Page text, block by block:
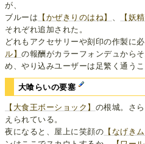
が、
ブルーは 【かぜきりのはね】 、 【妖
それぞれ追加された。
どれもアクセサリーや刻印の作製に必
ル】の報酬がカラーフォンデュから
め、やり込みユーザーは足繁く通うこ
大喰らいの要塞
【大食王ボーショック】 の根城。さ
えられている。
夜になると、屋上に笑顔の 【なげき